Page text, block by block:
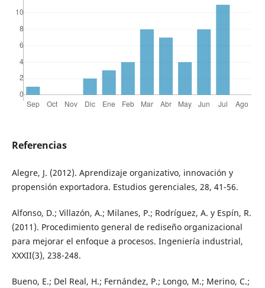
Referencias
Alegre, J. (2012). Aprendizaje organizativo, innovación y
propensión exportadora. Estudios gerenciales, 28, 41-56.
Alfonso, D.; Villazón, A.; Milanes, P.; Rodríguez, A. y Espín, R.
(2011). Procedimiento general de rediseño organizacional
para mejorar el enfoque a procesos. Ingeniería industrial,
XXXII(3), 238-248.
Bueno, E.; Del Real, H.; Fernández, P.; Longo, M.; Merino, C.;